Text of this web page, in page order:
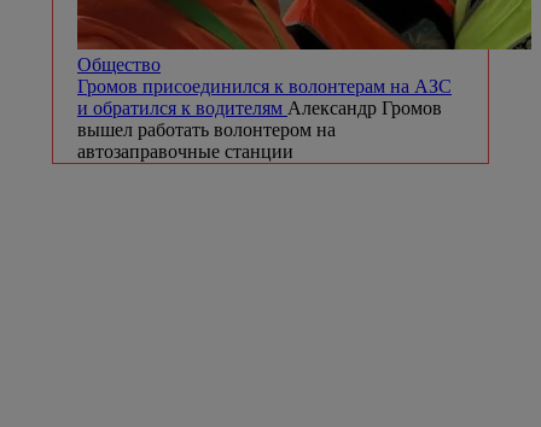
Общество
Громов присоединился к волонтерам на АЗС
и обратился к водителям Александр Громов
вышел работать волонтером на
автозаправочные станции